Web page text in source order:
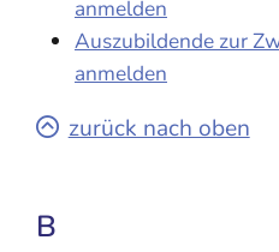
anmelden
Auszubildende zur
anmelden
zurück nach oben
B